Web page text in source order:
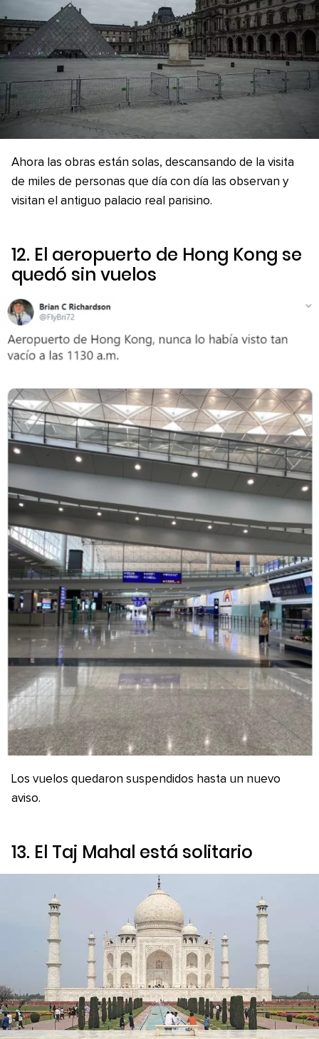
Ahora las obras están solas, descansando de la visita
de miles de personas que día con día las observan y
visitan el antiguo palacio real parisino.
12. El aeropuerto de Hong Kong se
quedó sin vuelos
Los vuelos quedaron suspendidos hasta un nuevo
aviso.
13. El Taj Mahal está solitario